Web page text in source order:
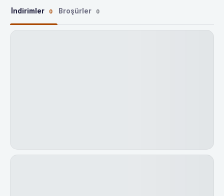
İndirimler 0 Broşürler 0
Ferrero Rocher indirimleri